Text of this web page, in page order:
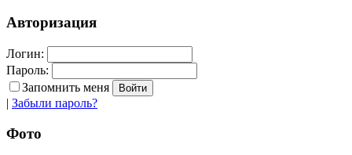
Авторизация
Логин:
Пароль:
Запомнить меня
| Забыли пароль?
Фото